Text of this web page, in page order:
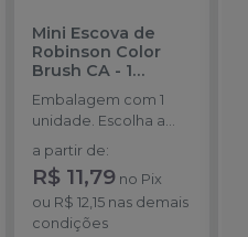
Mini Escova de
Robinson Color
Brush CA - 1
unidade
AMERICAN BURRS
Embalagem com 1
unidade. Escolha a
a partir de:
R$ 11,79 no Pix
ou R$ 12,15nas demais
condições